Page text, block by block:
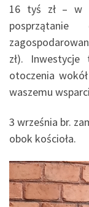
16 tyś zł – w
zł).
otoczenia
waszemu
3 września br.
obok kościoła.